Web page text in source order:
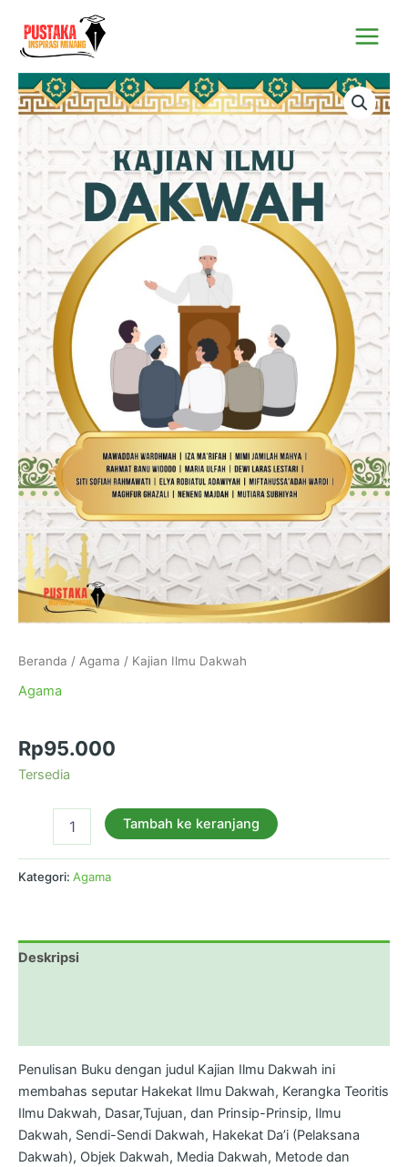
konten
Menu
Beranda / Agama / Kajian Ilmu Dakwah
Agama
Rp95.000
Tersedia
Kuantitas
Kajian
Ilmu
Dakwah
Tambah ke keranjang
Kategori: Agama
Deskripsi
Penulisan Buku dengan judul Kajian Ilmu Dakwah ini
membahas seputar Hakekat Ilmu Dakwah, Kerangka Teoritis
Ilmu Dakwah, Dasar,Tujuan, dan Prinsip-Prinsip, Ilmu
Dakwah, Sendi-Sendi Dakwah, Hakekat Da’i (Pelaksana
Dakwah), Objek Dakwah, Media Dakwah, Metode dan